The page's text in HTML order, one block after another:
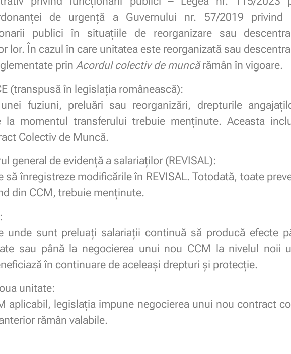
de urgență a Guvernului nr. 57/2019 privind
publici în situațiile de reorganizare sau
lor. În cazul în care unitatea este reorganizată sau
prin Acordul colectiv de muncărămân în vigoare.
(transpusă în legislația românească):
fuziuni, preluări sau reorganizări, drepturile
la momentul transferului trebuie menținute. Aceasta
Colectiv de Muncă.
general de evidență a salariaților (REVISAL):
înregistreze modificările în REVISAL. Totodată, toate
din CCM, trebuie menținute.
unde sunt preluați salariații continuă să producă efecte
sau până la negocierea unui nou CCM la nivelul noii
în continuare de aceleași drepturi și protecție.
unitate:
aplicabil, legislația impune negocierea unui nou contract
rămân valabile.